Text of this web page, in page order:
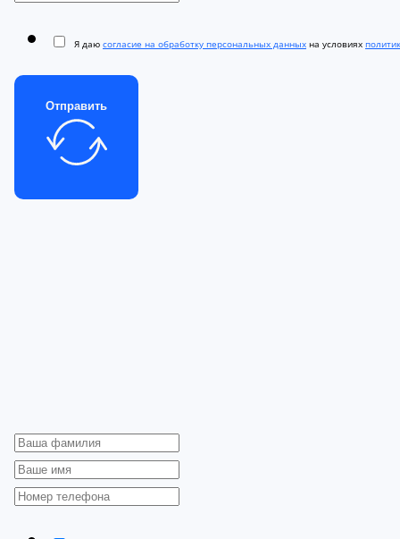
Я даю согласие на обработку персональных данных на условиях
Отправить